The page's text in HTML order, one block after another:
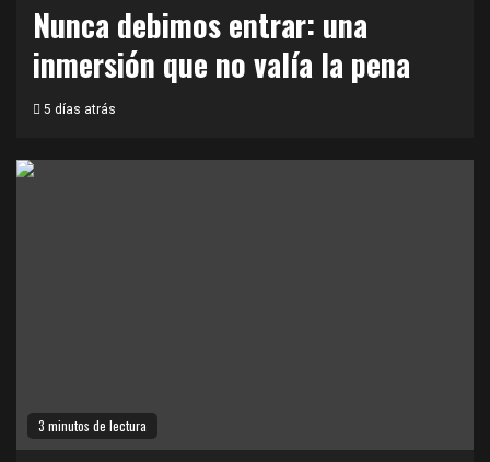
Nunca debimos entrar: una
inmersión que no valía la pena
5 días atrás
3 minutos de lectura